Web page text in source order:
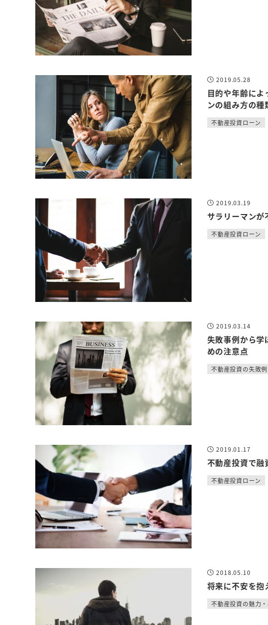
2019.05.28
目的や年齢に
ンの組み方の種
不動産投資ローン
2019.03.19
サラリーマンが
不動産投資ローン
2019.03.14
失敗事例から学
めの注意点
不動産投資の失敗例
2019.01.17
不動産投資で
不動産投資ローン
2018.05.10
将来に不安を
不動産投資の魅力